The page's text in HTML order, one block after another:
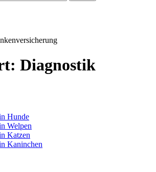
Diagnostik
Hunde
Welpen
Katzen
Kaninchen